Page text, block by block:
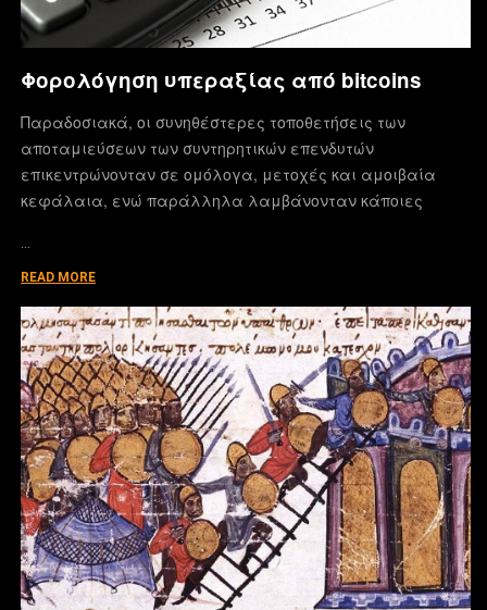
Φορολόγηση υπεραξίας από bitcoins
Παραδοσιακά, οι συνηθέστερες τοποθετήσεις των
αποταμιεύσεων των συντηρητικών επενδυτών
επικεντρώνονταν σε ομόλογα, μετοχές και αμοιβαία
κεφάλαια, ενώ παράλληλα λαμβάνονταν κάποιες
…
READ MORE